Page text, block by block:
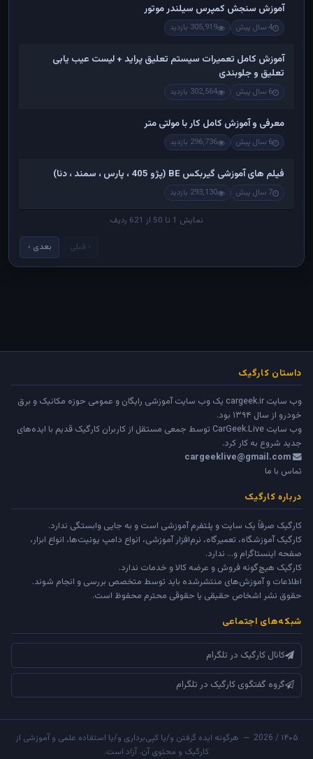
آموزش سنجش کمپرس سیلندر موتور
4 سال پیش 305,919 بازدید
آموزش کامل تعمیرات سیستم تعلیق پراید + لیست عیب یابی
تعلیق و جلوبندی
6 سال پیش 302,564 بازدید
معرفی و آموزش کامل کار با مولتی متر
6 سال پیش 296,736 بازدید
فیلم های آموزشی گیربکس BE (پژو 405 ، پارس ، سمند ، دنا)
7 سال پیش 293,130 بازدید
نمایش 1 تا 50 از 621 ردیف
‹ قبلی بعدی ›
داستان کارگیک
وب سایت cargeek.ir یک وب سایت آموزشی رایگان و عمومی حوزه مکانیک و برق
خودرو از سال ۱۳۹۴ بود.
وب سایت CarGeek.Live توسط جمعی مستقل از کاربران کارگیک قدیم با ایده‌های
جدید شروع به کار کرد.
cargeeklive@gmail.com
تماس با ما
درباره کارگیک
کارگیک صرفاً یک سایت و پلتفرم آموزشی است و به جایی وابستگی ندارد.
کارگیک آموزشگاه، تعمیرگاه، نرم‌افزار آموزشی، انواع دامپ یونیت‌ها، انواع ابزار،
صفحه اینستاگرام و... ندارد.
کارگیک هیچ‌گونه فروش و عرضه کالا و خدمات ندارد.
اطلاعات و آموزش‌های منتشرشده باید توسط متخصص بررسی و انجام شوند.
حقوق نشر اشخاص حقیقی یا حقوقی محترم محفوظ است.
شبکه‌های اجتماعی
کانال کارگیک در تلگرام
گروه گفتگوی کارگیک در تلگرام
۱۴۰۵ / 2026 — هرگونه ایده گرفتن و/یا کپی‌برداری و/یا استفاده علمی و آموزشی از
کارگیک و محتوی آن، آزاد است.